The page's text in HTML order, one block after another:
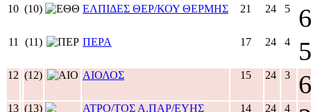
10 (10) ΕΛΠΙΔΕΣ ΘΕΡ/ΚΟΥ ΘΕΡΜΗΣ 21 24 5
11 (11) ΠΕΡΑ 17 24 4
12 (12) ΑΙΟΛΟΣ 15 24 3
13 (13) ΑΤΡΟ/ΤΟΣ Α.ΠΑΡ/ΕΥΗΣ 14 24 4